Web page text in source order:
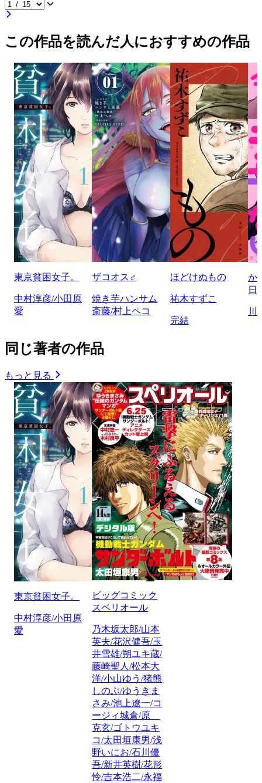
この作品を読んだ人におすすめの作品
東京貧困女子。
中村淳彦/小田原
愛
ザコオス♂
焼き芋ハンサム
斎藤/村上ペコ
ほどけぬもの
祐木すずこ
完結
か
日
川
同じ著者の作品
もっと見る
東京貧困女子。
中村淳彦/小田原
愛
ビッグコミック
スペリオール
乃木坂太郎/山本
英夫/花沢健吾/玉
井雪雄/朔ユキ蔵/
藤崎聖人/松本大
洋/小山ゆう/猪熊
しのぶ/ゆうきま
さみ/池上遼一/コ
ージィ城倉/原
克玄/ゴトウユキ
コ/太田垣康男/浅
野いにお/石川優
吾/新井英樹/花形
怜/吉本浩二/永福